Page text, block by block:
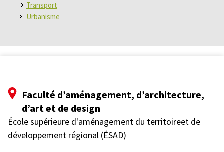
Transport
Urbanisme
Faculté d’aménagement, d’architecture,
d’art et de design
École supérieure d'aménagement du territoireet de
développement régional (ÉSAD)